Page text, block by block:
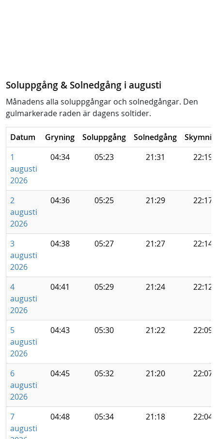
Soluppgång & Solnedgång i augusti
Månadens alla soluppgångar och solnedgångar. Den
gulmarkerade raden är dagens soltider.
Datum Gryning Soluppgång Solnedgång
1
augusti
2026
04:34 05:23 21:31 22:19
2
augusti
2026
04:36 05:25 21:29 22:17
3
augusti
2026
04:38 05:27 21:27 22:14
4
augusti
2026
04:41 05:29 21:24 22:12
5
augusti
2026
04:43 05:30 21:22 22:09
6
augusti
2026
04:45 05:32 21:20 22:07
7
augusti
04:48 05:34 21:18 22:04